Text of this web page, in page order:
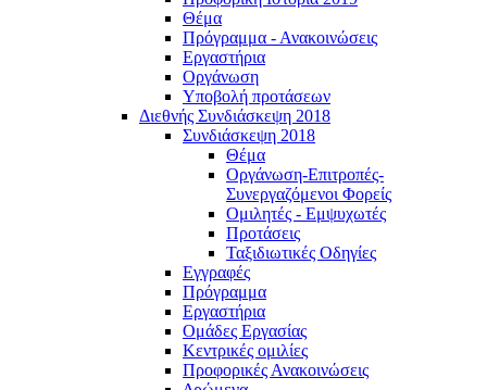
Θέμα
Πρόγραμμα - Ανακοινώσεις
Εργαστήρια
Οργάνωση
Υποβολή προτάσεων
Διεθνής Συνδιάσκεψη 2018
Συνδιάσκεψη 2018
Θέμα
Οργάνωση-Επιτροπές-
Συνεργαζόμενοι Φορείς
Ομιλητές - Εμψυχωτές
Προτάσεις
Ταξιδιωτικές Οδηγίες
Εγγραφές
Πρόγραμμα
Εργαστήρια
Ομάδες Εργασίας
Κεντρικές ομιλίες
Προφορικές Ανακοινώσεις